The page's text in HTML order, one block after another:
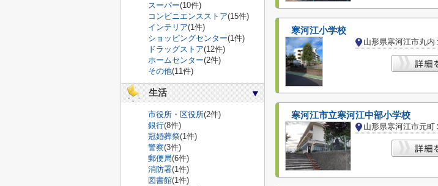
寒河江小学校
山形県寒河江市丸内
寒河江市立寒河江中部小学校
山形県寒河江市元町
スーパー(10件)
コンビニエンスストア(15件)
インテリア(1件)
ショッピングセンター(1件)
ドラッグストア(12件)
ホームセンター(2件)
その他(11件)
生活
市役所・区役所(2件)
銀行(8件)
冠婚葬祭(1件)
警察(3件)
郵便局(6件)
消防署(1件)
図書館(1件)